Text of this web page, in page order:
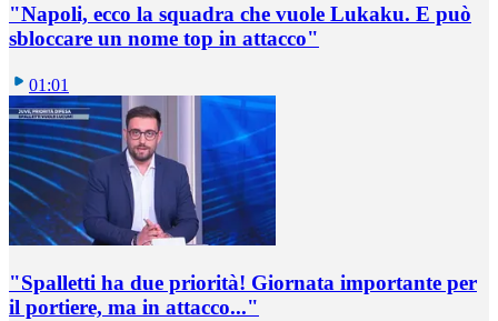
"Napoli, ecco la squadra che vuole Lukaku. E può
sbloccare un nome top in attacco"
01:01
"Spalletti ha due priorità! Giornata importante per
il portiere, ma in attacco..."